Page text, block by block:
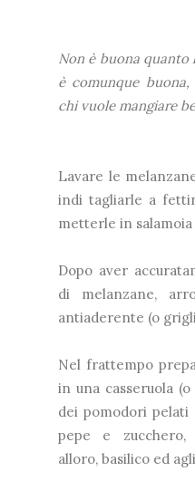
Non è buona quanto
è comunque
chi vuole mangiare
Lavare le
indi tagliarle a
metterle in
Dopo aver
di melanzane,
antiaderente (o
Nel frattempo
in una casseruola
dei pomodori pelati
pepe e
alloro, basilico ed